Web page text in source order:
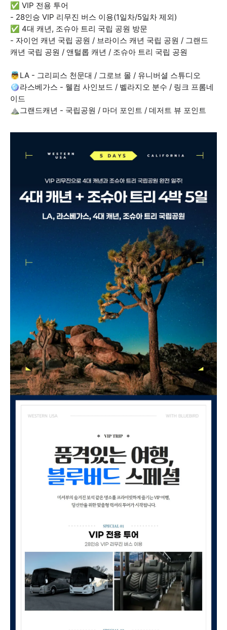
✅ VIP 전용 투어
- 28인승 VIP 리무진 버스 이용(1일차/5일차 제외)
✅ 4대 캐년, 조슈아 트리 국립 공원 방문
- 자이언 캐년 국립 공원 / 브라이스 캐년 국립 공원 / 그랜드
캐년 국립 공원 / 앤털롭 캐년 / 조슈아 트리 국립 공원
👼LA - 그리피스 천문대 / 그로브 몰 / 유니버셜 스튜디오
🪩라스베가스 - 웰컴 사인보드 / 벨라지오 분수 / 링크 프롬네
이드
⛰️그랜드캐년 - 국립공원 / 마더 포인트 / 데저트 뷰 포인트